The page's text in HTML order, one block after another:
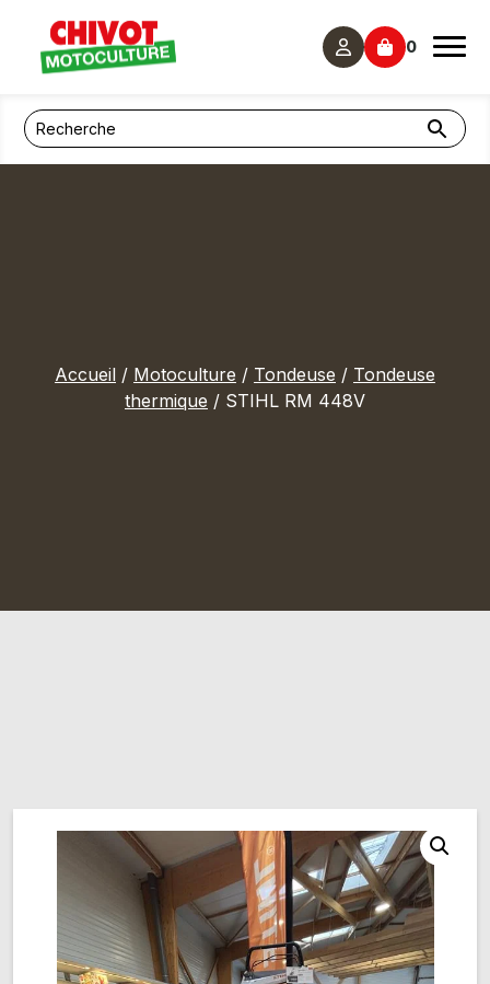
0
Accueil / Motoculture / Tondeuse / Tondeuse
thermique / STIHL RM 448V